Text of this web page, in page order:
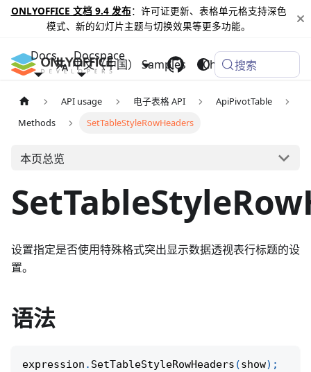
ONLYOFFICE 文档 9.4 发布：许可证更新、表格单元格支持深色
模式、新的幻灯片主题与切换效果等更多功能。
Docs Docspace
Samples Changelog
中文（中国） 搜索
API usage 电子表格 API
ApiPivotTable
Methods
SetTableStyleRowHeaders
本页总览
设置指定是否使用特殊格式突出显示数据透视表行标题的设
置。
语法
expression . SetTableStyleRowHeaders (show) ;